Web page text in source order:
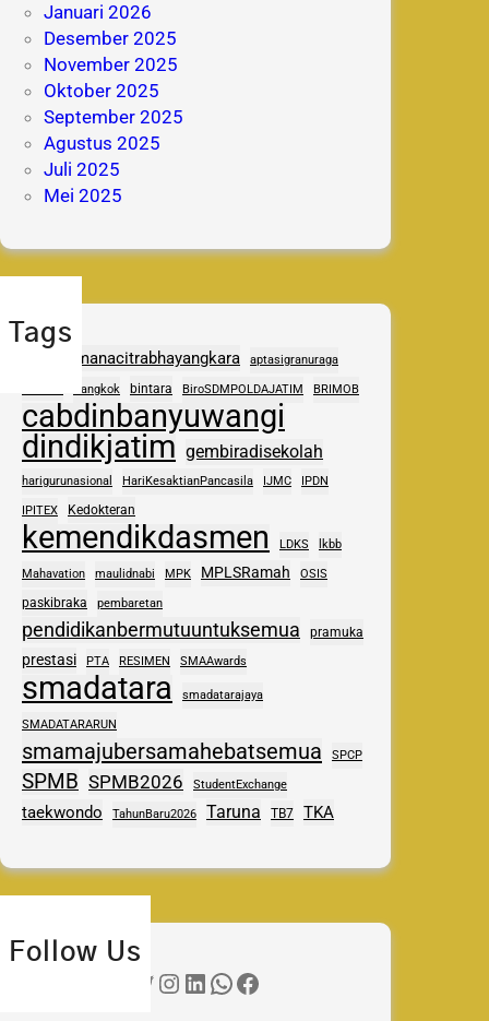
Januari 2026
Desember 2025
November 2025
Oktober 2025
September 2025
Agustus 2025
Juli 2025
Mei 2025
Tags
adhipramanacitrabhayangkara aptasigranuraga
Bangkok bintara BiroSDMPOLDAJATIM BRIMOB
cabdinbanyuwangi
dindikjatim gembiradisekolah
harigurunasional HariKesaktianPancasila IJMC IPDN
IPITEX Kedokteran
kemendikdasmen LDKS lkbb
Mahavation maulidnabi MPK MPLSRamah OSIS
paskibraka pembaretan
pendidikanbermutuuntuksemua pramuka
prestasi PTA RESIMEN SMAAwards
smadatara smadatarajaya
SMADATARARUN
smamajubersamahebatsemua SPCP
SPMB SPMB2026 StudentExchange
taekwondo TahunBaru2026 Taruna TB7 TKA
Follow Us
Instagram LinkedIn WhatsApp Facebook